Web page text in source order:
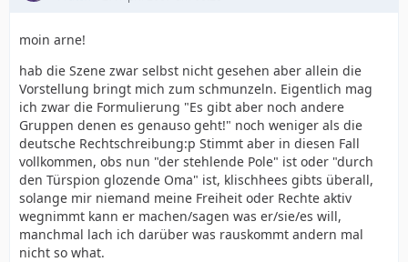
moin arne!
hab die Szene zwar selbst nicht gesehen aber allein die
Vorstellung bringt mich zum schmunzeln. Eigentlich mag
ich zwar die Formulierung "Es gibt aber noch andere
Gruppen denen es genauso geht!" noch weniger als die
deutsche Rechtschreibung:p Stimmt aber in diesen Fall
vollkommen, obs nun "der stehlende Pole" ist oder "durch
den Türspion glozende Oma" ist, klischhees gibts überall,
solange mir niemand meine Freiheit oder Rechte aktiv
wegnimmt kann er machen/sagen was er/sie/es will,
manchmal lach ich darüber was rauskommt andern mal
nicht so what.